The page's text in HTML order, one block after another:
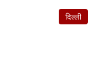
दिल्ली